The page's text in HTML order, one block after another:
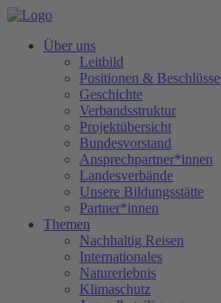
Über uns
Leitbild
Positionen & Beschlüsse
Geschichte
Verbandsstruktur
Projektübersicht
Bundesvorstand
Ansprechpartner*innen
Landesverbände
Unsere Bildungsstätte
Partner*innen
Themen
Nachhaltig Reisen
Internationales
Naturerlebnis
Klimaschutz